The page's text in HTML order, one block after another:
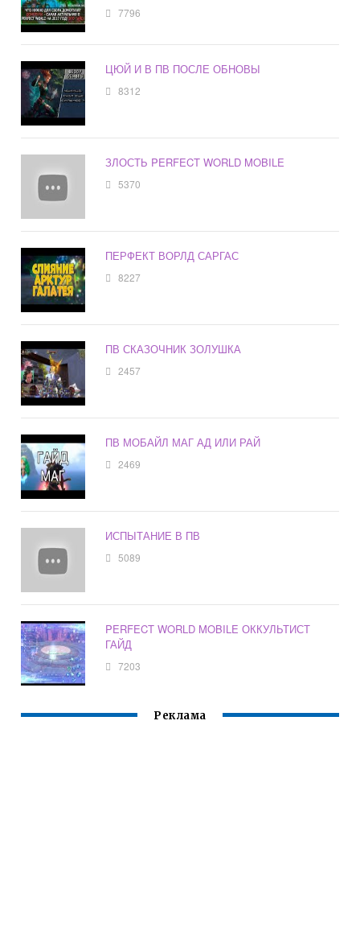
7796
ЦЮЙ И В ПВ ПОСЛЕ ОБНОВЫ
8312
ЗЛОСТЬ PERFECT WORLD MOBILE
5370
ПЕРФЕКТ ВОРЛД САРГАС
8227
ПВ СКАЗОЧНИК ЗОЛУШКА
2457
ПВ МОБАЙЛ МАГ АД ИЛИ РАЙ
2469
ИСПЫТАНИЕ В ПВ
5089
PERFECT WORLD MOBILE ОККУЛЬТИСТ
ГАЙД
7203
Реклама